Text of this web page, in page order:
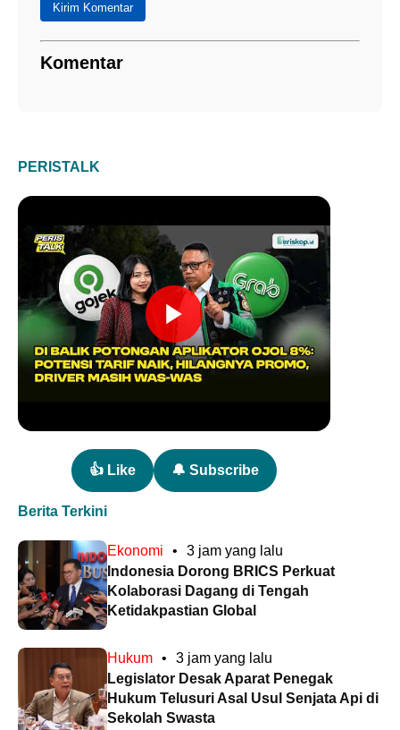
Kirim Komentar
Komentar
PERISTALK
👍 Like 🔔 Subscribe
Berita Terkini
Ekonomi •
3 jam yang lalu
Indonesia Dorong BRICS Perkuat
Kolaborasi Dagang di Tengah
Ketidakpastian Global
Hukum •
3 jam yang lalu
Legislator Desak Aparat Penegak
Hukum Telusuri Asal Usul Senjata Api di
Sekolah Swasta